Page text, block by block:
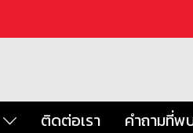
ติดต่อเรา คำถามที่